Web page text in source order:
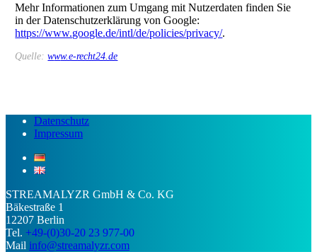
Mehr Informationen zum Umgang mit Nutzerdaten finden Sie
in der Datenschutzerklärung von Google:
https://www.google.de/intl/de/policies/privacy/.
Quelle:www.e-recht24.de
Datenschutz
Impressum
STREAMALYZR GmbH & Co. KG
Bäkestraße 1
12207 Berlin
Tel. +49-(0)30-20 23 977-00
Mail info@streamalyzr.com